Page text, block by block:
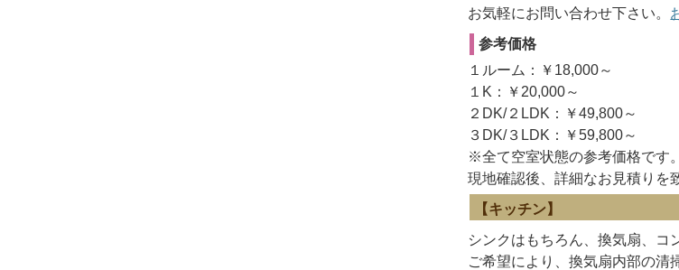
お気軽にお問い合わせ下さい。
参考価格
１ルーム：￥18,000～
１K：￥20,000～
２DK/２LDK：￥49,800～
３DK/３LDK：￥59,800～
※全て空室状態の参考価格です。
現地確認後、詳細なお見積りを
【キッチン】
シンクはもちろん、換気扇、コ
ご希望により、換気扇内部の清